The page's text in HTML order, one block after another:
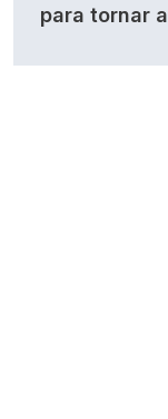
para tornar